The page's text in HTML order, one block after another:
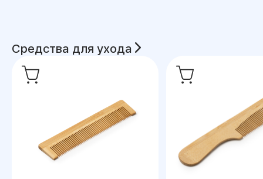
Средства для ухода